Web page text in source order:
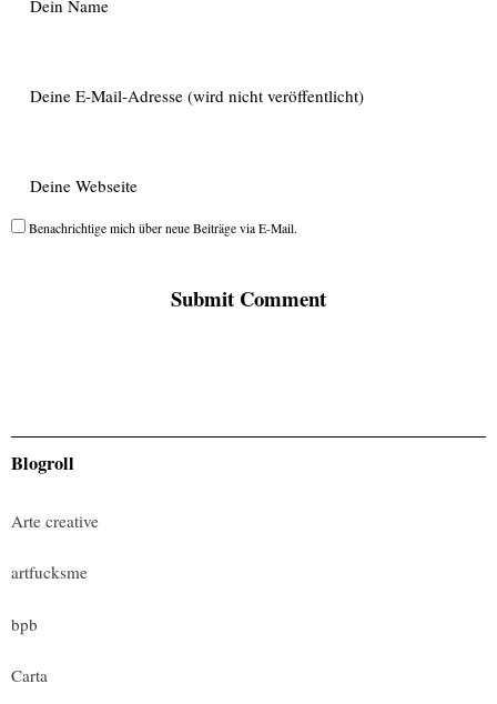
Benachrichtige mich über neue Beiträge via E-Mail.
Blogroll
Arte creative
artfucksme
bpb
Carta